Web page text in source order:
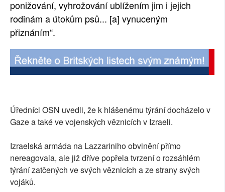
ponižování, vyhrožování ublížením jim i jejich
rodinám a útokům psů... [a] vynuceným
přiznáním“.
Úředníci OSN uvedli, že k hlášenému týrání docházelo v
Gaze a také ve vojenských věznicích v Izraeli.
Izraelská armáda na Lazzariniho obvinění přímo
nereagovala, ale již dříve popřela tvrzení o rozsáhlém
týrání zatčených ve svých věznicích a ze strany svých
vojáků.